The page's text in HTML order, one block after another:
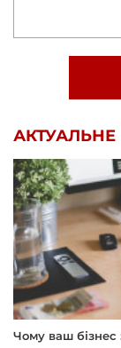
АКТУАЛЬНЕ
Чому ваш